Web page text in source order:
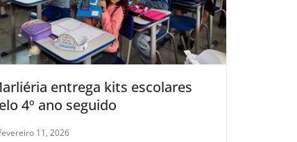
entrega kits escolares
4º ano seguido
11, 2026